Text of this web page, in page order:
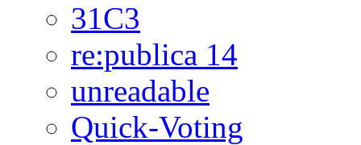
31C3
re:publica 14
unreadable
Quick-Voting